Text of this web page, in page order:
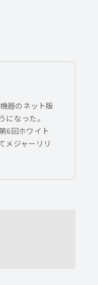
器のネット販
なった。
6回ホワイト
メジャーリリ